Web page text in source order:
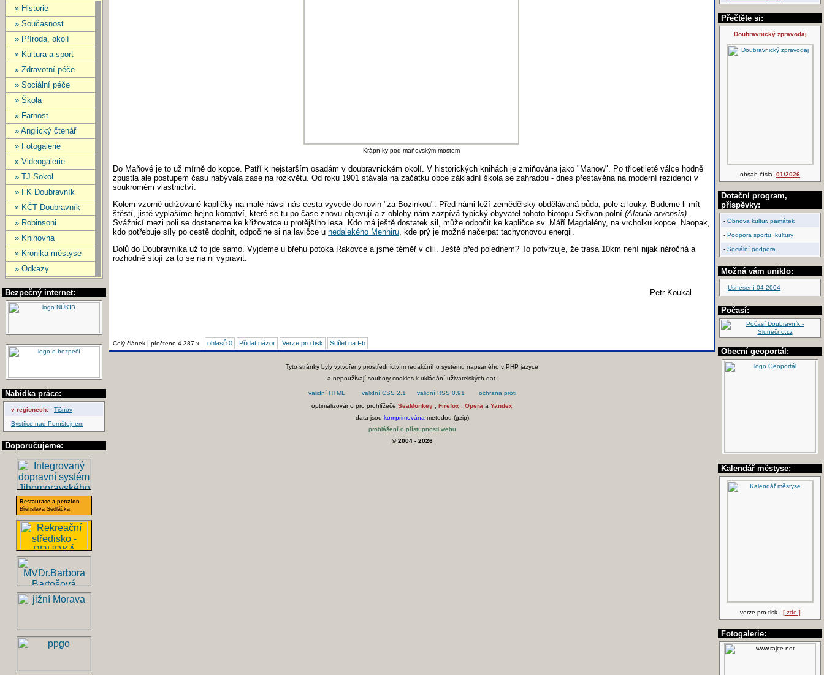
» Historie
» Současnost
» Příroda, okolí
» Kultura a sport
» Zdravotní péče
» Sociální péče
» Škola
» Farnost
» Anglický čtenář
» Fotogalerie
» Videogalerie
» TJ Sokol
» FK Doubravník
» KČT Doubravník
» Robinsoni
» Knihovna
» Kronika městyse
» Odkazy
Bezpečný internet:
Nabídka práce:
v regionech: - Tišnov
- Bystřice nad Pernštejnem
Doporučujeme:
Restaurace a penzion
Břetislava Sedláčka
Přečtěte si:
Doubravnický zpravodaj
obsah čísla 01/2026
Dotační program,
příspěvky:
- Obnova kultur. památek
- Podpora sportu, kultury
- Sociální podpora
Možná vám uniklo:
- Usnesení 04-2004
Počasí:
Obecní geoportál:
Kalendář městyse:
verze pro tisk [ zde ]
Fotogalerie:
Krápníky pod maňovským mostem
Do Maňové je to už mírně do kopce. Patří k nejstarším osadám v doubravnickém okolí. V historických knihách je zmiňována jako "Manow". Po třicetileté válce hodně
zpustla ale postupem času nabývala zase na rozkvětu. Od roku 1901 stávala na začátku obce základní škola se zahradou - dnes přestavěna na moderní rezidenci v
soukromém vlastnictví.
Kolem vzorně udržované kapličky na malé návsi nás cesta vyvede do rovin "za Bozinkou". Před námi leží zemědělsky obdělávaná půda, pole a louky. Budeme-li mít
štěstí, jistě vyplašíme hejno koroptví, které se tu po čase znovu objevují a z oblohy nám zazpívá typický obyvatel tohoto biotopu Skřivan polní (Alauda arvensis).
Svážnicí mezi poli se dostaneme ke křižovatce u protějšího lesa. Kdo má ještě dostatek sil, může odbočit ke kapličce sv. Máří Magdalény, na vrcholku kopce. Naopak,
kdo potřebuje síly po cestě doplnit, odpočine si na lavičce u nedalekého Menhiru, kde prý je možné načerpat tachyonovou energii.
Dolů do Doubravníka už to jde samo. Vyjdeme u břehu potoka Rakovce a jsme téměř v cíli. Ještě před polednem? To potvrzuje, že trasa 10km není nijak náročná a
rozhodně stojí za to se na ni vypravit.
Petr Koukal
Celý článek | přečteno 4.387 x ohlasů 0 Přidat názor Verze pro tisk Sdílet na Fb
Tyto stránky byly vytvořeny prostřednictvím redakčního systému napsaného v PHP jazyce
a nepoužívají soubory cookies k ukládání uživatelských dat.
optimalizováno pro prohlížeče SeaMonkey Firefox Opera a Yandex
data jsou komprimována metodou (gzip)
prohlášení o přístupnosti webu
© 2004 - 2026